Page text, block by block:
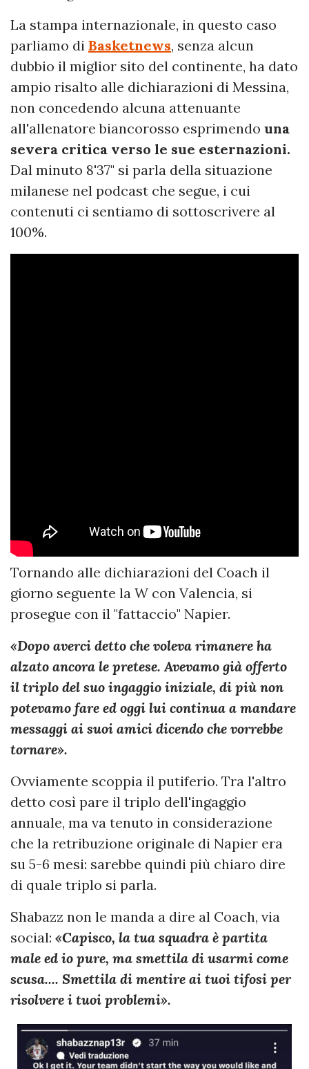
La stampa internazionale, in questo caso
parliamo di Basketnews, senza alcun
dubbio il miglior sito del continente, ha dato
ampio risalto alle dichiarazioni di Messina,
non concedendo alcuna attenuante
all'allenatore biancorosso esprimendo una
severa critica verso le sue esternazioni.
Dal minuto 8'37" si parla della situazione
milanese nel podcast che segue, i cui
contenuti ci sentiamo di sottoscrivere al
100%.
Tornando alle dichiarazioni del Coach il
giorno seguente la W con Valencia, si
prosegue con il "fattaccio" Napier.
«Dopo averci detto che voleva rimanere ha
alzato ancora le pretese. Avevamo già offerto
il triplo del suo ingaggio iniziale, di più non
potevamo fare ed oggi lui continua a mandare
messaggi ai suoi amici dicendo che vorrebbe
tornare».
Ovviamente scoppia il putiferio. Tra l'altro
detto così pare il triplo dell'ingaggio
annuale, ma va tenuto in considerazione
che la retribuzione originale di Napier era
su 5-6 mesi: sarebbe quindi più chiaro dire
di quale triplo si parla.
Shabazz non le manda a dire al Coach, via
social: «Capisco, la tua squadra è partita
male ed io pure, ma smettila di usarmi come
scusa.... Smettila di mentire ai tuoi tifosi per
risolvere i tuoi problemi».